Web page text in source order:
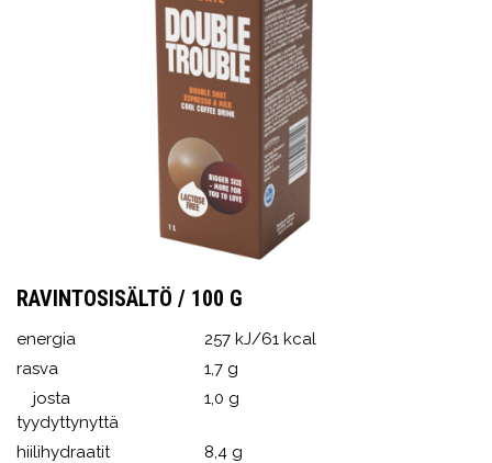
RAVINTOSISÄLTÖ / 100 G
energia
257 kJ/61 kcal
rasva
1,7 g
josta
tyydyttynyttä
1,0 g
hiilihydraatit
8,4 g